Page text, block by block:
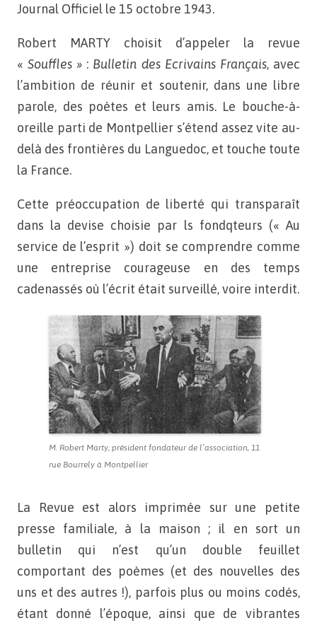
Journal Officiel le 15 octobre 1943.
Robert MARTY choisit d’appeler la revue
«Souffles » : Bulletin des Ecrivains Français, avec
l’ambition de réunir et soutenir, dans une libre
parole, des poètes et leurs amis. Le
bouche-à-
oreille parti de Montpellier s’étend assez vite au-
delà des frontières du Languedoc, et touche toute
la France.
Cette préoccupation de liberté qui transparaît
dans la devise choisie par ls fondqteurs (« Au
service de l’esprit ») doit se comprendre comme
une entreprise courageuse en des temps
cadenassés où l’écrit était surveillé,voire interdit.
M. Robert Marty, président fondateur de l’association, 11
rue Bourrely à Montpellier
La Revue est alors imprimée sur une petite
presse familiale, à la maison ; il en sort un
bulletin qui n’est qu’un double feuillet
comportant des poèmes (et des nouvelles des
uns et des autres !), parfois plus ou moins codés,
étant donné l’époque, ainsi que de vibrantes